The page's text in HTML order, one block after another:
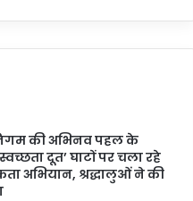
की अभिनव पहल के
दूत’ घाटों पर चला रहे
अभियान, श्रद्धालुओं ने की